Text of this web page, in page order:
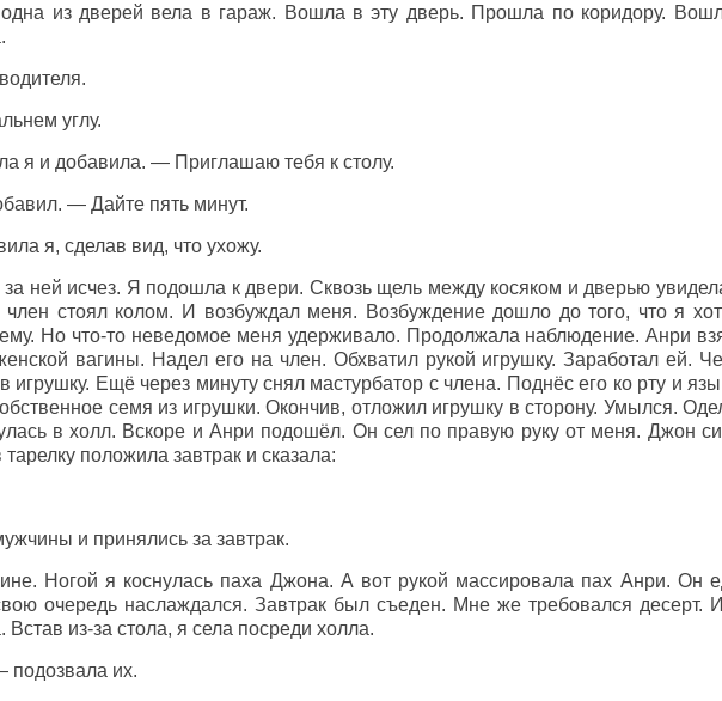
из дверей вела в гараж. Вошла в эту дверь. Прошла по коридору.
углу.
я и добавила. — Приглашаю тебя к столу.
— Дайте пять минут.
я, сделав вид, что ухожу.
ней исчез. Я подошла к двери. Сквозь щель между косяком и дверью
стоял колом. И возбуждал меня. Возбуждение дошло до того, что я
ему. Но что-то неведомое меня удерживало. Продолжала наблюдение. Анри
вагины. Надел его на член. Обхватил рукой игрушку. Заработал ей.
игрушку. Ещё через минуту снял мастурбатор с члена. Поднёс его ко рту и
семя из игрушки. Окончив, отложил игрушку в сторону. Умылся.
в холл. Вскоре и Анри подошёл. Он сел по правую руку от меня. Джон
положила завтрак и сказала:
и принялись за завтрак.
Ногой я коснулась паха Джона. А вот рукой массировала пах Анри. Он
очередь наслаждался. Завтрак был съеден. Мне же требовался десерт.
из-за стола, я села посреди холла.
их.